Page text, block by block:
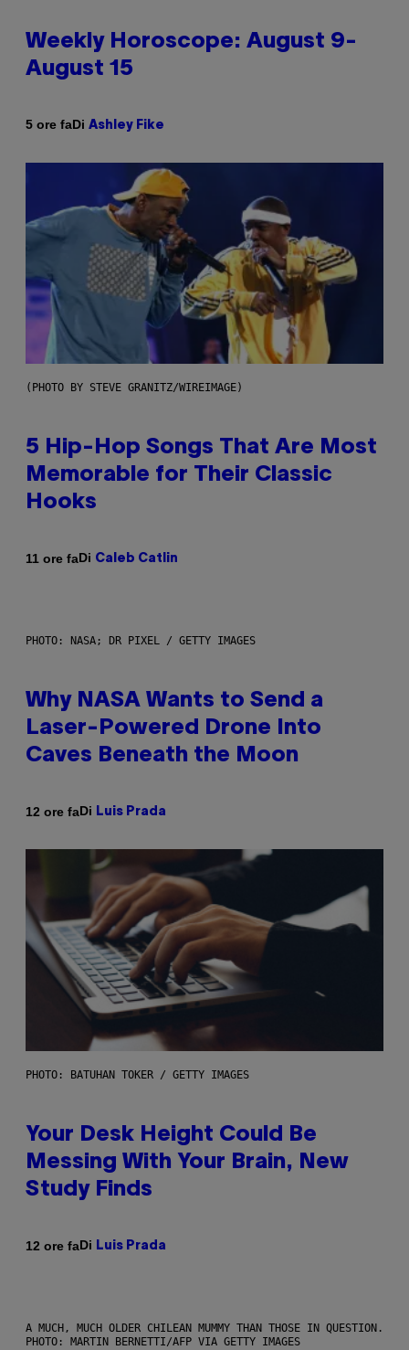
Weekly Horoscope: August 9-
August 15
5 ore faDi Ashley Fike
(PHOTO BY STEVE GRANITZ/WIREIMAGE)
5 Hip-Hop Songs That Are Most
Memorable for Their Classic
Hooks
11 ore faDi Caleb Catlin
PHOTO: NASA; DR PIXEL / GETTY IMAGES
Why NASA Wants to Send a
Laser-Powered Drone Into
Caves Beneath the Moon
12 ore faDi Luis Prada
PHOTO: BATUHAN TOKER / GETTY IMAGES
Your Desk Height Could Be
Messing With Your Brain, New
Study Finds
12 ore faDi Luis Prada
A MUCH, MUCH OLDER CHILEAN MUMMY THAN THOSE IN QUESTION.
PHOTO: MARTIN BERNETTI/AFP VIA GETTY IMAGES